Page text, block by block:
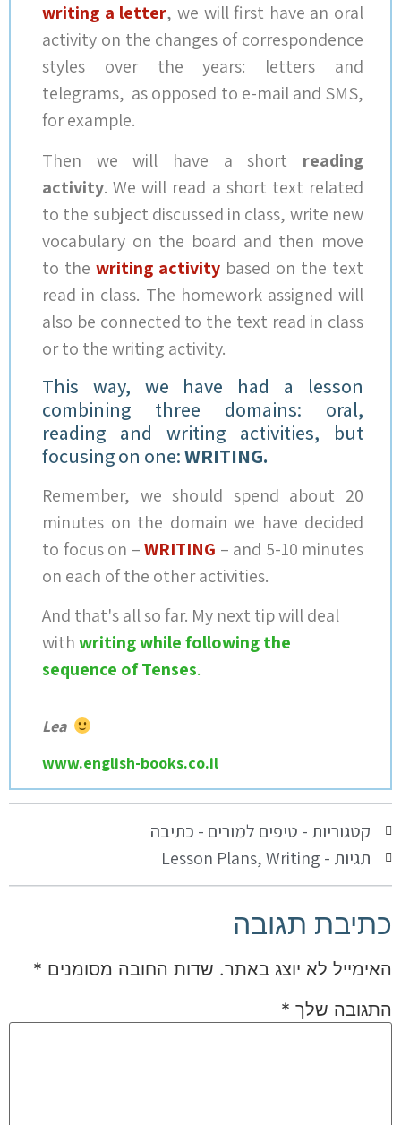
writing a letter, we will first have an oral
activity on the changes of correspondence
styles over the years: letters and
telegrams, as opposed to e-mail and SMS,
for example.
Then we will have a short reading
activity. We will read a short text related
to the subject discussed in class, write new
vocabulary on the board and then move
to the writing activity based on the text
read in class. The homework assigned will
also be connected to the text read in class
or to the writing activity.
This way, we have had a lesson
combining three domains: oral,
reading and writing activities, but
focusing on one:WRITING.
Remember, we should spend about 20
minutes on the domain we have decided
to focus on –WRITING – and 5-10 minutes
on each of the other activities.
And that's all so far. My next tip will deal
withwriting while following the
sequence of Tenses.
Lea
www.english-books.co.il
קטגוריות - טיפים למורים - כתיבה
תגיות -
Lesson Plans,Writing
כתיבת תגובה
האימייל לא יוצג באתר. שדות החובה מסומנים *
התגובה שלך *